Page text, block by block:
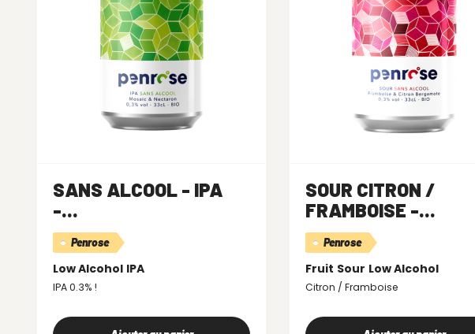
SANS ALCOOL - IPA
-...
Penrose
Low Alcohol IPA
IPA 0.3% !
SOUR CITRON /
FRAMBOISE -...
Penrose
Fruit Sour Low Alcohol
Citron / Framboise